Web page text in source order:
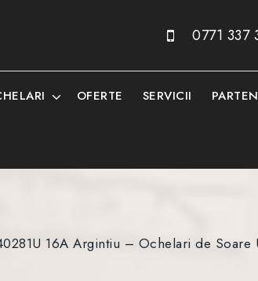
0771 337
OFERTE SERVICII
16A Argintiu – Ochelari de Soare